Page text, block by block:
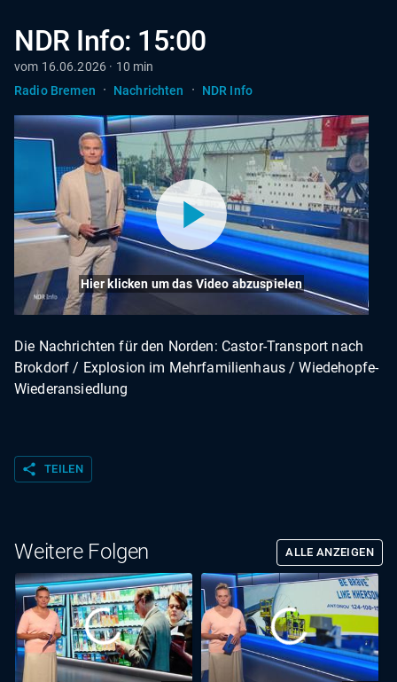
NDR Info: 15:00
vom 16.06.2026 · 10 min
Radio Bremen
· Nachrichten · NDR Info
Hier klicken um das Video abzuspielen
Die Nachrichten für den Norden: Castor-Transport nach
Brokdorf / Explosion im Mehrfamilienhaus / Wiedehopfe-
Wiederansiedlung
share TEILEN
Weitere Folgen ALLE ANZEIGEN